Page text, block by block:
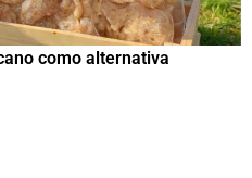
como alternativa